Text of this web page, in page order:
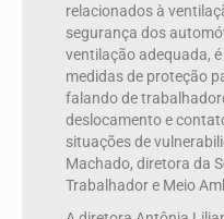
relacionados à
segurança dos
ventilação adequada,
medidas de proteção
falando de
deslocamento e
situações de
Machado, diretora da
Trabalhador e Meio